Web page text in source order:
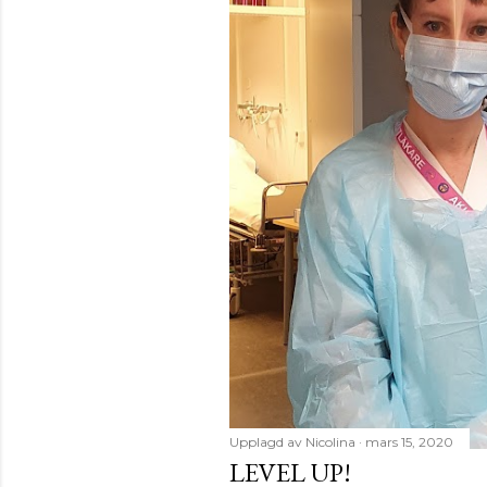
Upplagd av Nicolina mars 15, 2020
LEVEL UP!